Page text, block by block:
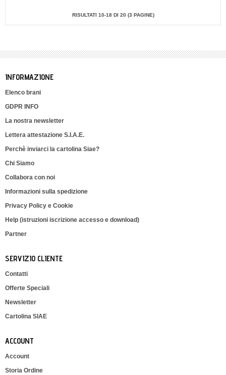
RISULTATI 10-18 DI 20 (3 PAGINE)
INFORMAZIONE
Elenco brani
GDPR INFO
La nostra newsletter
Lettera attestazione S.I.A.E.
Perchè inviarci la cartolina Siae?
Chi Siamo
Collabora con noi
Informazioni sulla spedizione
Privacy Policy e Cookie
Help (istruzioni iscrizione accesso e download)
Partner
SERVIZIO CLIENTE
Contatti
Offerte Speciali
Newsletter
Cartolina SIAE
ACCOUNT
Account
Storia Ordine